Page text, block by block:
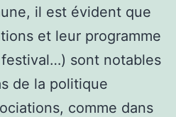
il est évident que
et leur programme
sont notables
de la politique
comme dans